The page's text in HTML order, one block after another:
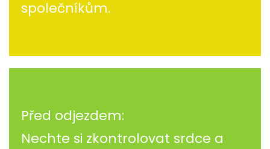
společníkům.
Před odjezdem:
Nechte si zkontrolovat srdce a